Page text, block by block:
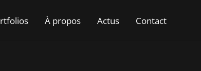
À propos Actus Contact